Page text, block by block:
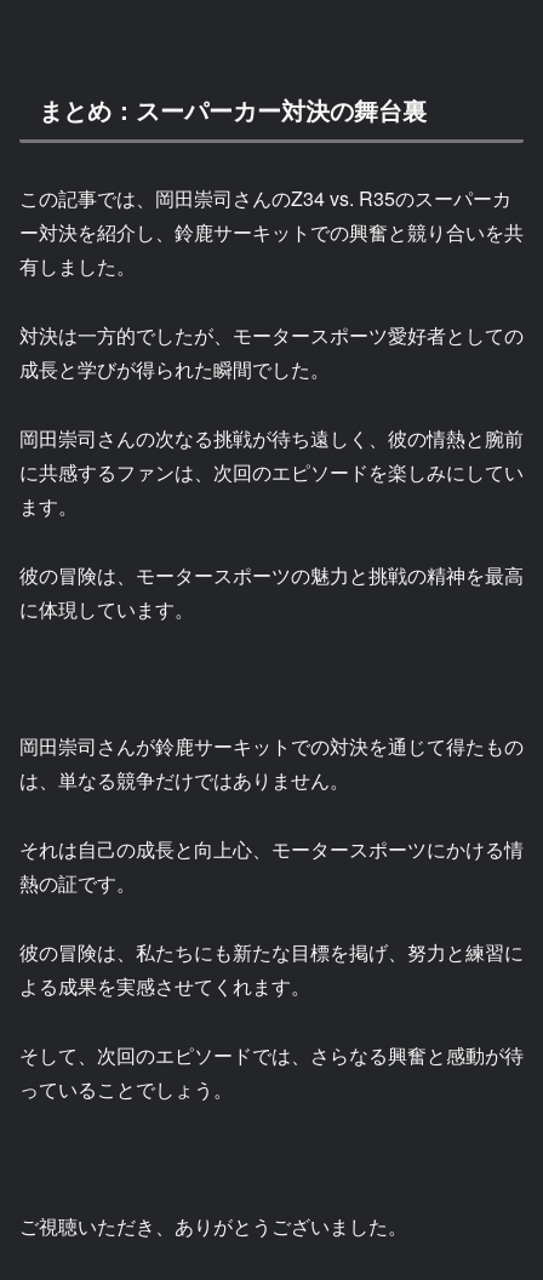
まとめ：スーパーカー対決の舞台裏
この記事では、岡田崇司さんのZ34 vs. R35のスーパーカ
ー対決を紹介し、鈴鹿サーキットでの興奮と競り合いを共
有しました。
対決は一方的でしたが、モータースポーツ愛好者としての
成長と学びが得られた瞬間でした。
岡田崇司さんの次なる挑戦が待ち遠しく、彼の情熱と腕前
に共感するファンは、次回のエピソードを楽しみにしてい
ます。
彼の冒険は、モータースポーツの魅力と挑戦の精神を最高
に体現しています。
岡田崇司さんが鈴鹿サーキットでの対決を通じて得たもの
は、単なる競争だけではありません。
それは自己の成長と向上心、モータースポーツにかける情
熱の証です。
彼の冒険は、私たちにも新たな目標を掲げ、努力と練習に
よる成果を実感させてくれます。
そして、次回のエピソードでは、さらなる興奮と感動が待
っていることでしょう。
ご視聴いただき、ありがとうございました。